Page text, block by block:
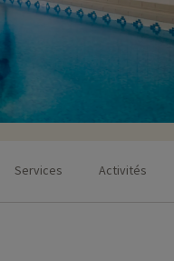
Services Activités